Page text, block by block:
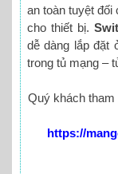
an toàn tuyệt đối
cho thiết bị.
dễ dàng lắp đặt
trong tủ mạng –
Quý khách tham
https://